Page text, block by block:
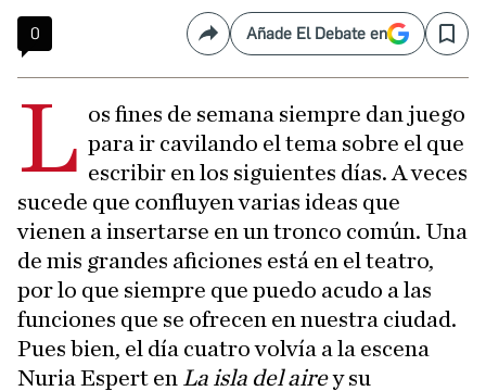
0 CompartirAñade El Debate en Save
L os fines de semana siempre dan juego
para ir cavilando el tema sobre el que
escribir en los siguientes días. A veces
sucede que confluyen varias ideas que
vienen a insertarse en un tronco común. Una
de mis grandes aficiones está en el teatro,
por lo que siempre que puedo acudo a las
funciones que se ofrecen en nuestra ciudad.
Pues bien, el día cuatro volvía a la escena
Nuria Espert en La isla del airey su